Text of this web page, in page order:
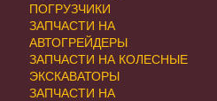
ПОГРУЗЧИКИ
ЗАПЧАСТИ НА
АВТОГРЕЙДЕРЫ
ЗАПЧАСТИ НА КОЛЕСНЫЕ
ЭКСКАВАТОРЫ
ЗАПЧАСТИ НА